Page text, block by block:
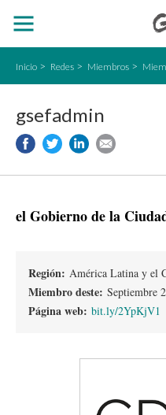
Inicio Redes Miembros
gsefadmin
el Gobierno de la
Región: América Latina y el
Miembro deste: Septiembre
Página web: bit.ly/2YpKjV1